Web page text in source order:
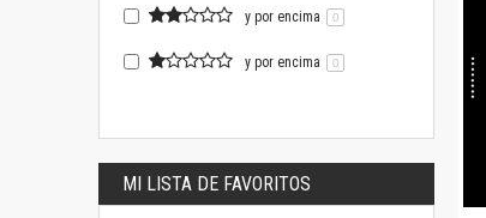
y por encima 0
y por encima 0
MI LISTA DE FAVORITOS